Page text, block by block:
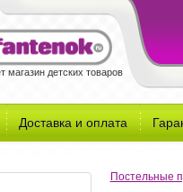
магазин детских товаров
Доставка и оплата
Постельные